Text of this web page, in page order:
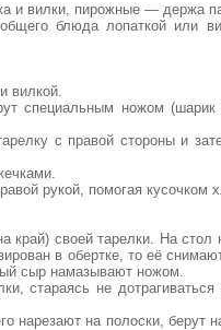
и вилки, пирожные — держа
блюда лопаткой или
вилкой.
специальным ножом
с правой стороны и
рукой, помогая кусочком
край) своей тарелки. На
в обертке, то её
сыр намазывают ножом.
стараясь не
нарезают на полоски, берут